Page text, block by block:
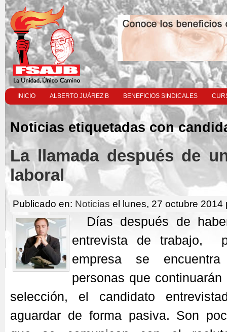
INICIO ALBERTO JUÁREZ B BENEFICIOS SINDICALES
Noticias etiquetadas con
La llamada después de
laboral
Publicado en: Noticias el lunes, 27 octubre 2014
Días después de
entrevista de trabajo,
empresa se
personas que
selección, el candidato
aguardar de forma pasiva. Son